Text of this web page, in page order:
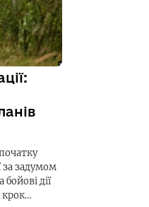
за задумом
дії
крок…